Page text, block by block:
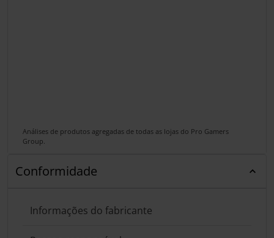
Análises de produtos agregadas de todas as lojas do Pro Gamers
Group.
Conformidade
Informações do fabricante